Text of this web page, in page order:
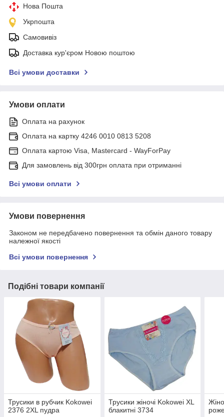
Нова Пошта
Укрпошта
Самовивіз
Доставка кур'єром Новою поштою
Всі умови доставки
Умови оплати
Оплата на рахунок
Оплата на картку 4246 0010 0813 5208
Оплата картою Visa, Mastercard - WayForPay
Для замовлень від 300грн оплата при отриманні
Всі умови оплати
Умови повернення
Законом не передбачено повернення та обмін даного товару
належної якості
Всі умови повернення
Подібні товари компанії
Трусики в рубчик Kokowei
2376 2XL пудра
Трусики жіночі Kokowei XL
блакитні 3734